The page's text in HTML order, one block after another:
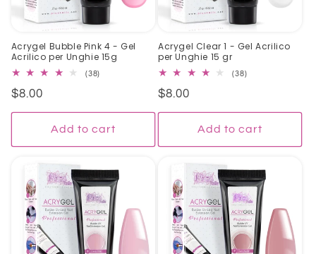
Acrygel Bubble Pink 4 - Gel
Acrilico per Unghie 15g
(38)
Regular
price
$8.00
Add to cart
Acrygel Clear 1 - Gel Acrilico
per Unghie 15 gr
(38)38
Regular
price
$8.00
Add to cart